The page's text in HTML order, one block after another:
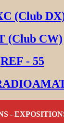
(Club
(Club CW)
REF - 55
-